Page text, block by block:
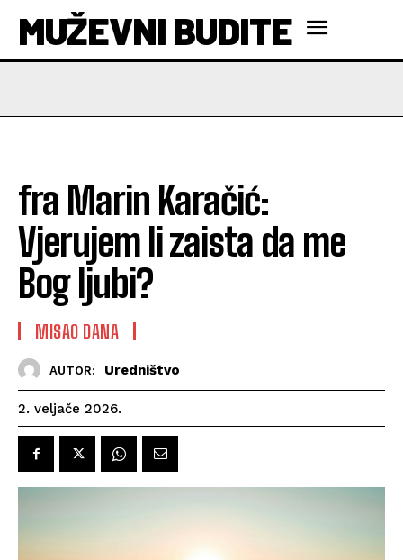
MUŽEVNI BUDITE
fra Marin Karačić:
Vjerujem li zaista da me
Bog ljubi?
MISAO DANA
AUTOR: Uredništvo
2. veljače 2026.